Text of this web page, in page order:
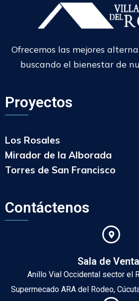
Ofrecemos las mejores
buscando el bienestar de
Proyectos
Los Rosales
Mirador de la Alborada
Torres de San Francisco
Contáctenos
Sala de
Anillo Vial Occidental sector el
Supermecado ARA del Rodeo,